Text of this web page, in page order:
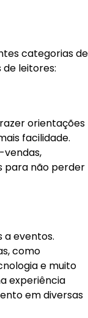
categorias de
leitores:
orientações
facilidade.
para não perder
a eventos.
como
e muito
experiência
em diversas